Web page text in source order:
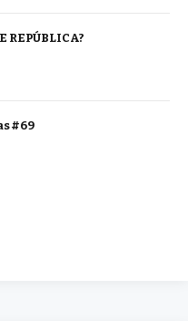
REPÚBLICA?
#69